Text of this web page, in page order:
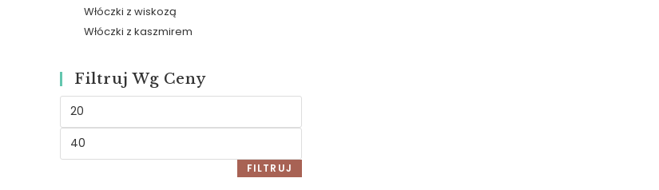
Włóczki z wiskozą
Włóczki z kaszmirem
Filtruj Wg Ceny
FILTRUJ